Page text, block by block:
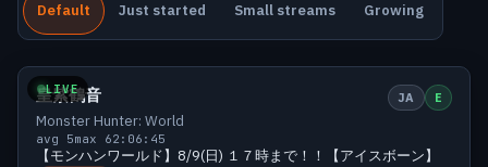
Default Just started Small streams Growing
LIVE
Small 6 viewers
皇紫鶴音 JA E
Monster Hunter: World
avg 5max 62:06:45
【モンハンワールド】8/9(日) １７時まで！！【アイスボーン】